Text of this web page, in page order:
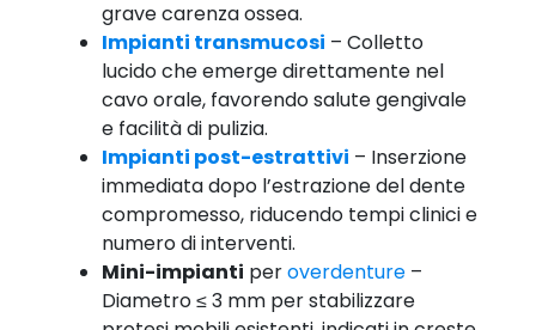
grave carenza ossea.
Impianti transmucosi – Colletto
lucido che emerge direttamente nel
cavo orale, favorendo salute gengivale
e facilità di pulizia.
Impianti post-estrattivi – Inserzione
immediata dopo l’estrazione del dente
compromesso, riducendo tempi clinici e
numero di interventi.
Mini-impianti peroverdenture –
Diametro ≤ 3 mm per stabilizzare